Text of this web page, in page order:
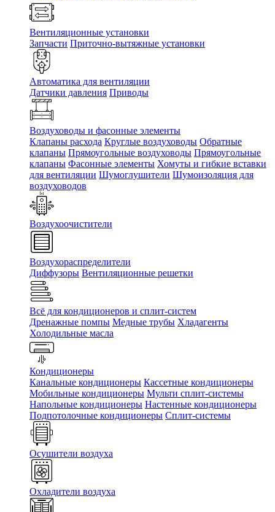
Вентиляционные установки
Запчасти Приточно-вытяжные установки
Автоматика для вентиляции
Датчики давления Приводы
Воздуховоды и фасонные элементы
Клапаны расхода Круглые воздуховоды Обратные
клапаны Прямоугольные воздуховоды Прямоугольные
клапаны Фасонные элементы Хомуты и гибкие вставки
для вентиляции Шумоглушители Шумоизоляция для
воздуховодов
Воздухоочистители
Воздухораспределители
Диффузоры Вентиляционные решетки
Всё для кондиционеров и сплит-систем
Дренажные помпы Медные трубы Хладагенты
Холодильные масла
Кондиционеры
Канальные кондиционеры Кассетные кондиционеры
Мобильные кондиционеры Мульти сплит-системы
Напольные кондиционеры Настенные кондиционеры
Подпотолочные кондиционеры Сплит-системы
Осушители воздуха
Охладители воздуха